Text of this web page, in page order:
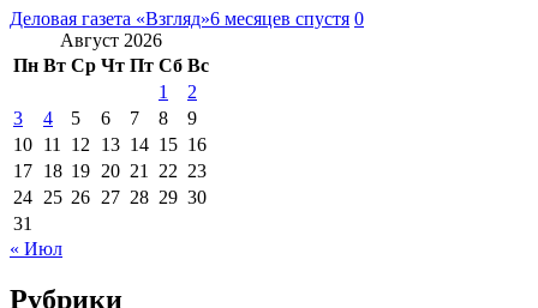
Деловая газета «Взгляд»6 месяцев спустя 0
Август 2026
Пн Вт Ср Чт Пт Сб Вс
1
2
3
4 5 6 7 8
9
10 11 12 13 14 15 16
17 18 19 20 21 22 23
24 25 26 27 28 29 30
31
« Июл
Рубрики